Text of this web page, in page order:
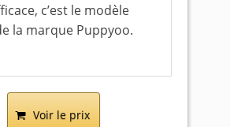
c’est le modèle
la marque Puppyoo.
Voir le prix